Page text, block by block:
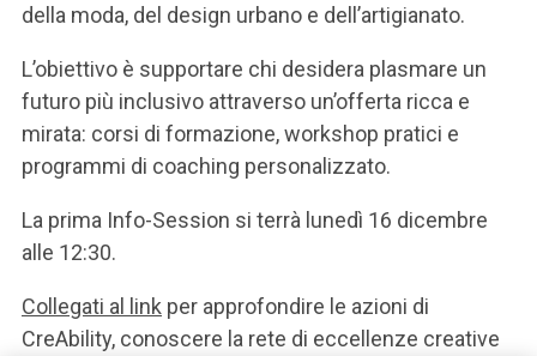
della moda, del design urbano e dell’artigianato.
L’obiettivo è supportare chi desidera plasmare un
futuro più inclusivo attraverso un’offerta ricca e
mirata: corsi di formazione, workshop pratici e
programmi di coaching personalizzato.
La prima Info-Session si terrà lunedì 16 dicembre
alle 12:30.
Collegati al link per approfondire le azioni di
CreAbility, conoscere la rete di eccellenze creative